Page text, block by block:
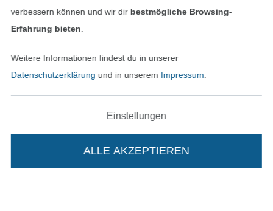
Alle Preise inkl. der gesetzl. MwSt.
Deutsch
Nederlands
In den niederländischen
(France)
In den
verbessern können und wir dir bestmögliche Browsing-
Erfahrung bieten
Weitere Informationen findest du in unserer
Datenschutzerklärung und in unserem Impressum
Einstellungen
ALLE AKZEPTIEREN